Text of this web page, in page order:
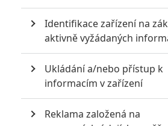
Herec
Nejšťastnější den v životě
Identifikace zařízení na
aktivně vyžádaných
Ukládání a/nebo přístup k
informacím v zařízení
Reklama založená na